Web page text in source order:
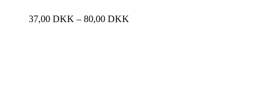
37,00 DKK – 80,00 DKK